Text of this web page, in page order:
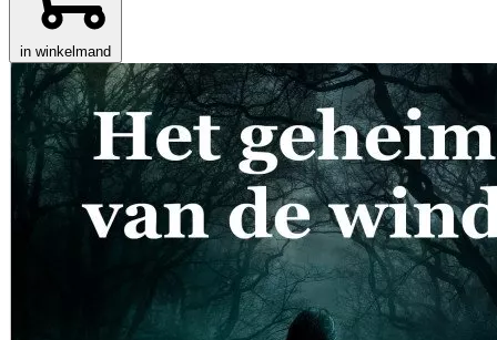
in winkelmand